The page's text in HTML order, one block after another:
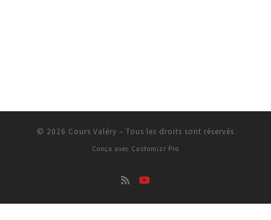
© 2026 Cours Valéry – Tous les droits sont réservés
Conçu avec Customizr Pro